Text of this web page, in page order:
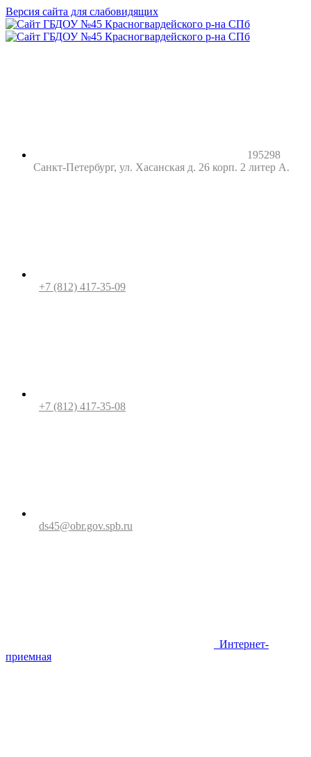
Версия сайта для слабовидящих
195298
Санкт-Петербург, ул. Хасанская д. 26 корп. 2 литер А.
+7 (812) 417-35-09
+7 (812) 417-35-08
ds45@obr.gov.spb.ru
Интернет-
приемная